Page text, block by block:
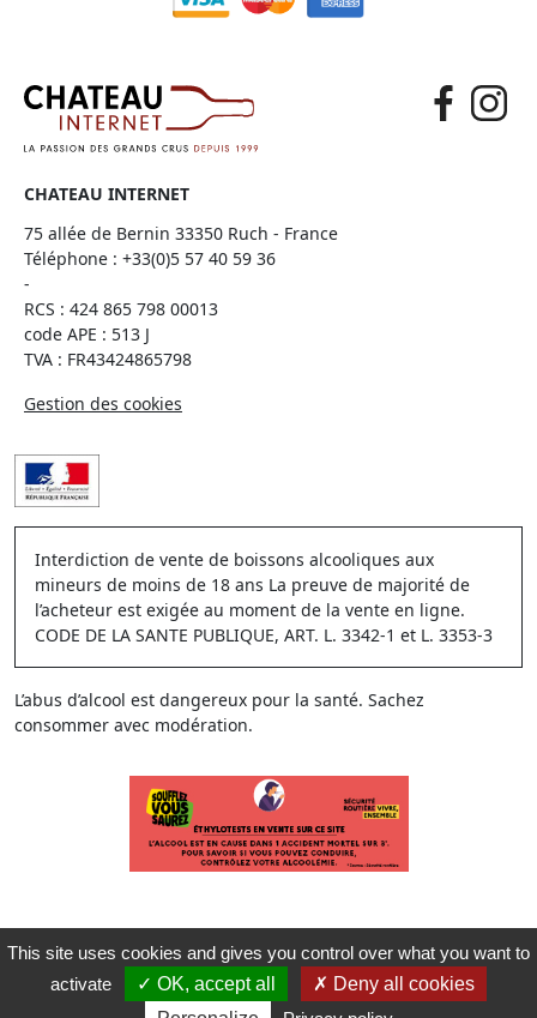
CHATEAU INTERNET
75 allée de Bernin 33350 Ruch - France
Téléphone : +33(0)5 57 40 59 36
-
RCS : 424 865 798 00013
code APE : 513 J
TVA : FR43424865798
Gestion des cookies
Interdiction de vente de boissons alcooliques aux
mineurs de moins de 18 ans La preuve de majorité de
l’acheteur est exigée au moment de la vente en ligne.
CODE DE LA SANTE PUBLIQUE, ART. L. 3342-1 et L. 3353-3
L’abus d’alcool est dangereux pour la santé. Sachez
consommer avec modération.
This site uses cookies and gives you control over what you want to
activate
OK, accept all
Deny all cookies